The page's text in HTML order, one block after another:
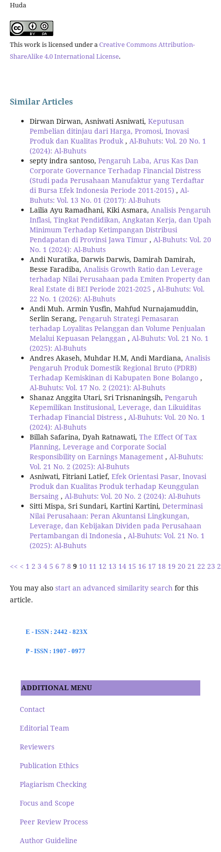
Huda
This work is licensed under aCreative Commons Attribution-
ShareAlike 4.0 International License.
Similar Articles
Dirwan Dirwan, Asniwati Asniwati, Keputusan
Pembelian ditinjau dari Harga, Promosi, Inovasi
Produk dan Kualitas Produk , Al-Buhuts: Vol. 20 No. 1
(2024): Al-Buhuts
septy indra santoso, Pengaruh Laba, Arus Kas Dan
Corporate Governance Terhadap Financial Distress
(Studi pada Perusahaan Manufaktur yang Terdaftar
di Bursa Efek Indonesia Periode 2011-2015) , Al-
Buhuts: Vol. 13 No. 01 (2017): Al-Buhuts
Lailia Ayu Ramadhani, Kiki Asmara, Analisis Pengaruh
Inflasi, Tingkat Pendidikan, Angkatan Kerja, dan Upah
Minimum Terhadap Ketimpangan Distribusi
Pendapatan di Provinsi Jawa Timur , Al-Buhuts: Vol. 20
No. 1 (2024): Al-Buhuts
Andi Nuratika, Darwis Darwis, Damirah Damirah,
Besse Faradiba, Analisis Growth Ratio dan Leverage
terhadap Nilai Perusahaan pada Emiten Property dan
Real Estate di BEI Periode 2021-2025 , Al-Buhuts: Vol.
22 No. 1 (2026): Al-Buhuts
Andi Muh. Armin Yusfin, Mahfud Nurnajamuddin,
Serlin Serang, Pengaruh Strategi Pemasaran
terhadap Loyalitas Pelanggan dan Volume Penjualan
Melalui Kepuasan Pelanggan , Al-Buhuts: Vol. 21 No. 1
(2025): Al-Buhuts
Andres Akaseh, Muhdar H.M, Andi Mardiana, Analisis
Pengaruh Produk Domestik Regional Bruto (PDRB)
Terhadap Kemiskinan di Kabupaten Bone Bolango ,
Al-Buhuts: Vol. 17 No. 2 (2021): Al-Buhuts
Shanaz Anggita Utari, Sri Trisnaningsih, Pengaruh
Kepemilikan Institusional, Leverage, dan Likuiditas
Terhadap Financial Distress , Al-Buhuts: Vol. 20 No. 1
(2024): Al-Buhuts
Billah Safarina, Dyah Ratnawati, The Effect Of Tax
Planning, Leverage and Corporate Social
Responsibility on Earnings Management , Al-Buhuts:
Vol. 21 No. 2 (2025): Al-Buhuts
Asniwati, Fitriani Latief, Efek Orientasi Pasar, Inovasi
Produk dan Kualitas Produk terhadap Keunggulan
Bersaing , Al-Buhuts: Vol. 20 No. 2 (2024): Al-Buhuts
Sitti Mispa, Sri Sundari, Kartini Kartini, Determinasi
Nilai Perusahaan: Peran Akuntansi Lingkungan,
Leverage, dan Kebijakan Dividen pada Perusahaan
Pertambangan di Indonesia , Al-Buhuts: Vol. 21 No. 1
(2025): Al-Buhuts
<< < 1 2 3 4 5 6 7 8 9 10 11 12 13 14 15 16 17 18 19 20 21 22 23
You may also start an advanced similarity searchfor this
article.
E - ISSN : 2442 - 823X
P - ISSN : 1907 - 0977
ADDITIONAL MENU
Contact
Editorial Team
Reviewers
Publication Ethics
Plagiarism Checking
Focus and Scope
Peer Review Process
Author Guideline